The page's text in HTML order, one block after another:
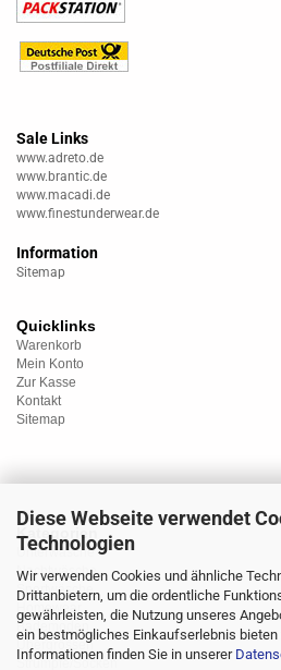
Diese Webseite verwendet
Technologien
Wir verwenden Cookies und ähnliche
Drittanbietern, um die ordentliche
gewährleisten, die Nutzung unseres
ein bestmögliches Einkaufserlebnis bieten
Informationen finden Sie in unserer
Sale Links
www.adreto.de
www.brantic.de
www.macadi.de
www.finestunderwear.de
Information
Sitemap
Quicklinks
Warenkorb
Mein Konto
Zur Kasse
Kontakt
Sitemap
Kategorien
Unterwäsche
Nachtwäsche
Sportwäsche
Homewear
Bademoden
Übergrössen
Strümpfe/Socken